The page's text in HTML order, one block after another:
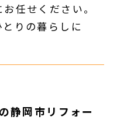
任せください。
りの暮らしに
静岡市リフォー